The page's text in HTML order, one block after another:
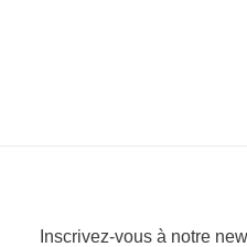
Inscrivez-vous à notre